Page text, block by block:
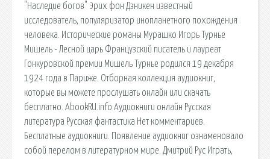
"Наследие богов" Эрих фон Дэникен известный
исследователь, популяризатор инопланетного похождения
человека. Исторические романы Мурашко Игорь Турнье
Мишель - Лесной царь Французский писатель и лауреат
Гонкуровской премии Мишель Турнье родился 19 декабря
1924 года в Париже. Отборная коллекция аудиокниг,
которые вы можете прослушать онлайн или скачать
бесплатно. AbookRU.info Аудиокниги онлайн Русская
литература Русская фантастика Нет комментариев.
Бесплатные аудиокниги. Появление аудиокниг ознаменовало
собой перелом в литературном мире. Дмитрий Рус Играть,